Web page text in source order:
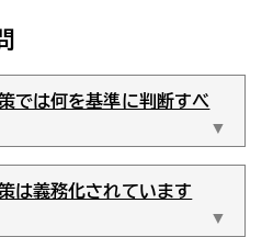
では何を基準に判断すべ
は義務化されています